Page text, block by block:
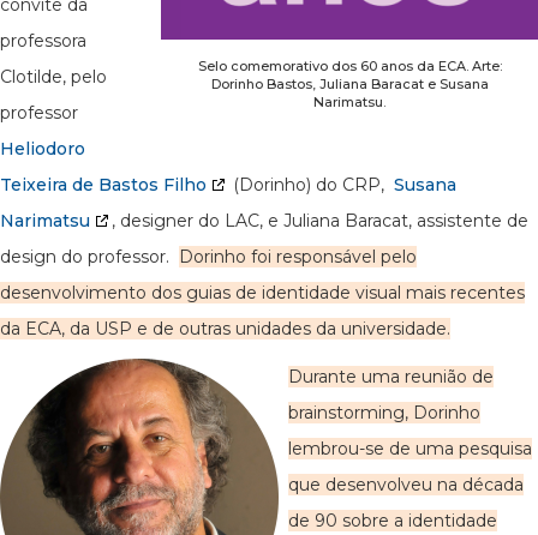
Selo comemorativo dos 60 anos da ECA. Arte:
Dorinho Bastos, Juliana Baracat e Susana
Narimatsu.
convite da
professora
Clotilde, pelo
professor
Heliodoro
Teixeira de Bastos Filho
(Dorinho) do CRP, Susana
Narimatsu
, designer do LAC, e Juliana Baracat, assistente de
design do professor.
Dorinho foi responsável pelo
desenvolvimento dos guias de identidade visual mais recentes
da ECA, da USP e de outras unidades da universidade.
Durante uma reunião de
brainstorming, Dorinho
lembrou-se de uma pesquisa
que desenvolveu na década
de 90 sobre a identidade